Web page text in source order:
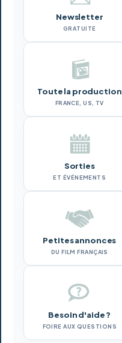
Newsletter
GRATUITE
Toute la production
FRANCE, US, TV
Sorties
ET ÉVÉNEMENTS
Petites annonces
DU FILM FRANÇAIS
Besoin d'aide ?
FOIRE AUX QUESTIONS